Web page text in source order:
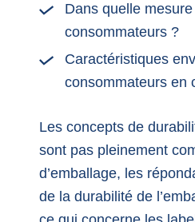
Dans quelle
consommateurs ?
Caractéristiques
consommateurs en
Les concepts de
sont pas pleinement
d’emballage, les
de la durabilité de